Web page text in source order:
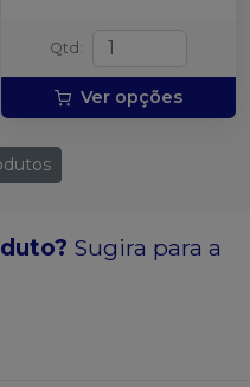
Qtd :
Ver opções
Sugira para a